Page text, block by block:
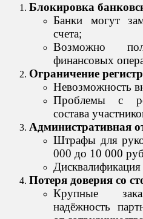
Блокировка
Банки могут
счета;
Возможно
финансовых
Ограничение
Невозможность
Проблемы с
состава
Административная
Штрафы для
000 до 10 000
Дисквалификация
Потеря доверия со
Крупные
надёжность